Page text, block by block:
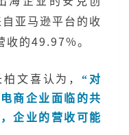
亚马逊平台的收
的49.97%。
文喜认为，“对
商企业面临的共
企业的营收可能